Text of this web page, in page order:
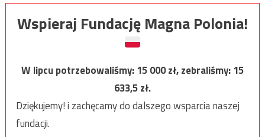
Wspieraj Fundację Magna Polonia!
W lipcu potrzebowaliśmy:15 000zł, zebraliśmy:15
633,5zł.
Dziękujemy! i zachęcamy do dalszego wsparcia naszej
fundacji.